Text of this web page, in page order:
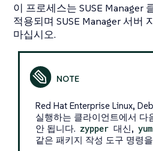
이 프로세스는 SUSE Manager
적용되며 SUSE Manager 서버
마십시오.
Red Hat Enterprise Linux,
실행하는 클라이언트에서 다
안 됩니다. zypper 대신, yum
같은 패키지 작성 도구 명령